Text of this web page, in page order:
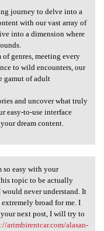
journey to delve into a
with our vast array of
into a dimension where
genres, meeting every
to wild encounters, our
gamut of adult
and uncover what truly
easy-to-use interface
dream content.
so
so easy with your
topic to be actually
never understand. It
broad for me. I
next post, I will try to
arimbirentcar.com/alasan-